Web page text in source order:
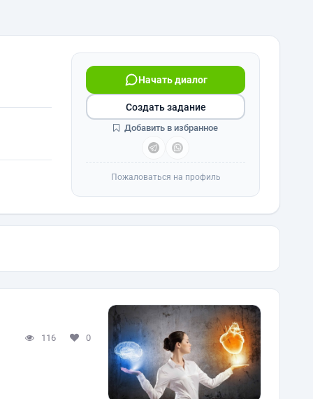
Начать диалог
Создать задание
Добавить в избранное
Пожаловаться на профиль
116 0